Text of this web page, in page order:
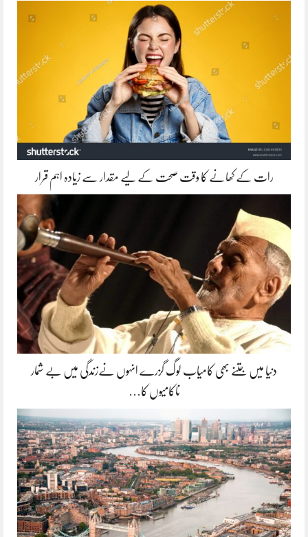
رات کے کھانے کا وقت صحت کے لیے مقدار سے زیادہ اہم قرار
دنیا میں جتنے بھی کامیاب لوگ گزرے انہوں نےزندگی میں بے شمار
ناکامیوں کا…